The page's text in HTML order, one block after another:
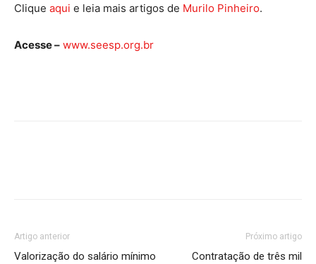
Clique aqui e leia mais artigos de Murilo Pinheiro.
Acesse – www.seesp.org.br
Artigo anterior
Valorização do salário mínimo
Próximo artigo
Contratação de três mil